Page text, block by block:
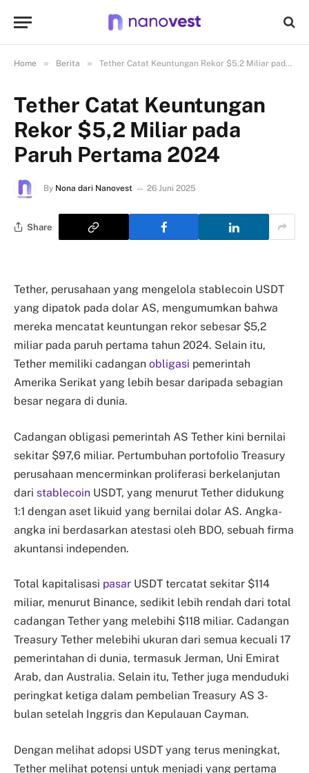
Home » Berita » Tether Catat Keuntungan Rekor $5,2 Miliar pada Paruh Pertama 2024
Tether Catat Keuntungan
Rekor $5,2 Miliar pada
Paruh Pertama 2024
By Nona dari Nanovest 26 Juni 2025
Share
Tether, perusahaan yang mengelola stablecoin USDT
yang dipatok pada dolar AS, mengumumkan bahwa
mereka mencatat keuntungan rekor sebesar $5,2
miliar pada paruh pertama tahun 2024. Selain itu,
Tether memiliki cadangan obligasi pemerintah
Amerika Serikat yang lebih besar daripada sebagian
besar negara di dunia.
Cadangan obligasi pemerintah AS Tether kini bernilai
sekitar $97,6 miliar. Pertumbuhan portofolio Treasury
perusahaan mencerminkan proliferasi berkelanjutan
dari stablecoin USDT, yang menurut Tether didukung
1:1 dengan aset likuid yang bernilai dolar AS. Angka-
angka ini berdasarkan atestasi oleh BDO, sebuah firma
akuntansi independen.
Total kapitalisasi pasar USDT tercatat sekitar $114
miliar, menurut Binance, sedikit lebih rendah dari total
cadangan Tether yang melebihi $118 miliar. Cadangan
Treasury Tether melebihi ukuran dari semua kecuali 17
pemerintahan di dunia, termasuk Jerman, Uni Emirat
Arab, dan Australia. Selain itu, Tether juga menduduki
peringkat ketiga dalam pembelian Treasury AS 3-
bulan setelah Inggris dan Kepulauan Cayman.
Dengan melihat adopsi USDT yang terus meningkat,
Tether melihat potensi untuk menjadi yang pertama